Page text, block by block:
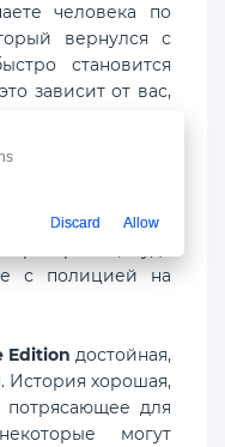
человека по
вернулся с
становится
зависит от вас,
В целом,
для меня,
игру. Каждый шаг
шаг ближе к
с полицией на
Edition достойная,
История хорошая,
для
могут
Discard Allow